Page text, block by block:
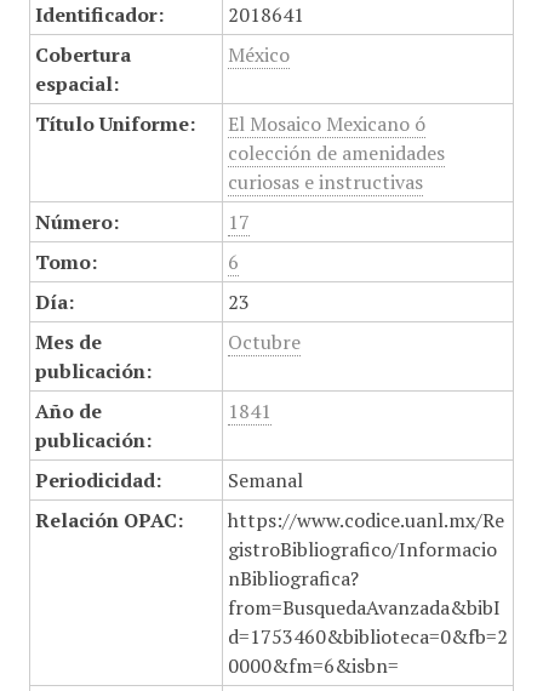
Identificador:
2018641
Cobertura
espacial:
México
Título Uniforme:
El Mosaico Mexicano ó
colección de amenidades
curiosas e instructivas
Número:
17
Tomo:
6
Día:
23
Mes de
publicación:
Octubre
Año de
publicación:
1841
Periodicidad:
Semanal
Relación OPAC:
https://www.codice.uanl.mx/Re
gistroBibliografico/Informacio
nBibliografica?
from=BusquedaAvanzada&bibI
d=1753460&biblioteca=0&fb=2
0000&fm=6&isbn=